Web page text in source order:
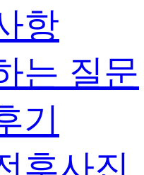
항
는 질문
기